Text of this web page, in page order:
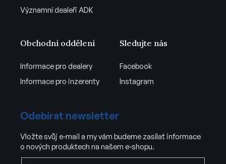
Významní dealeři ADK
Obchodní oddělení
Informace pro dealery
Informace pro inzerenty
Sledujte nás
Facebook
Instagram
Odebírat newsletter
Vložte svůj e-mail a my vám budeme zasílat informace
o nových produktech na našem e-shopu.